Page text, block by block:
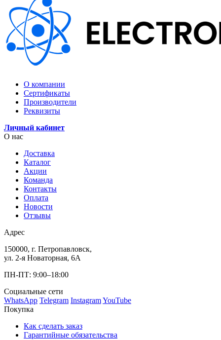
О компании
Сертификаты
Производители
Реквизиты
Личный кабинет
О нас
Доставка
Каталог
Акции
Команда
Контакты
Оплата
Новости
Отзывы
Адрес
150000, г. Петропавловск,
ул. 2-я Новаторная, 6А
ПН-ПТ: 9:00–18:00
Социальные сети
WhatsApp Telegram InstagramYouTube
Покупка
Как сделать заказ
Гарантийные обязательства